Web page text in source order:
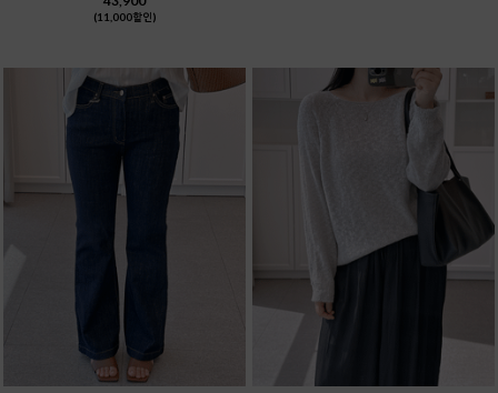
(11,000할인)